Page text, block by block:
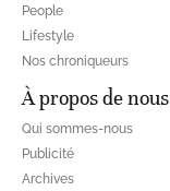
People
Lifestyle
Nos chroniqueurs
À propos de nous
Qui sommes-nous
Publicité
Archives